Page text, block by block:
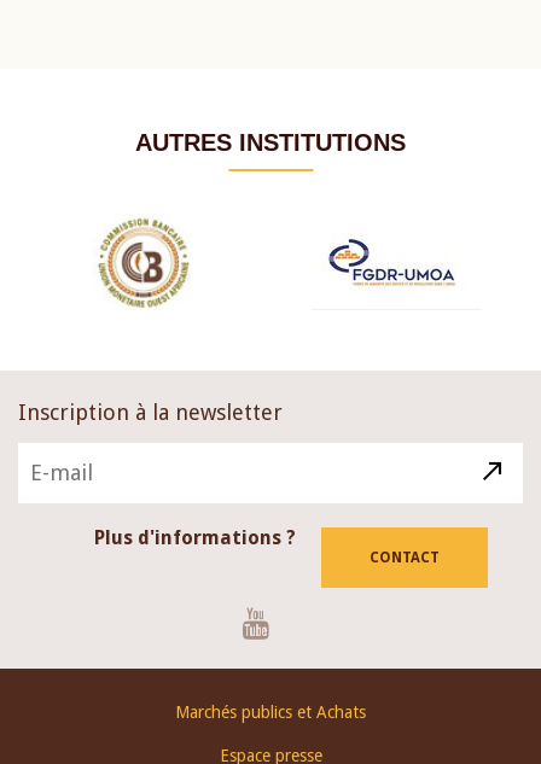
AUTRES INSTITUTIONS
Inscription à la newsletter
Plus d'informations ?
CONTACT
Marchés publics et Achats
Espace presse